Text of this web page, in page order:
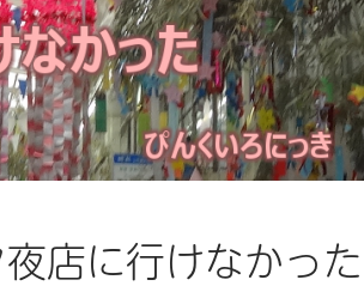
店に行けなかった